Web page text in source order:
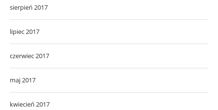
sierpień 2017
lipiec 2017
czerwiec 2017
maj 2017
kwiecień 2017